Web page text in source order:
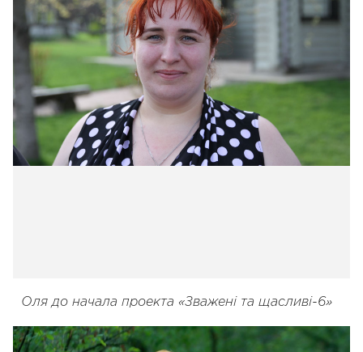
Оля до начала проекта «Зважені та щасливі-6»